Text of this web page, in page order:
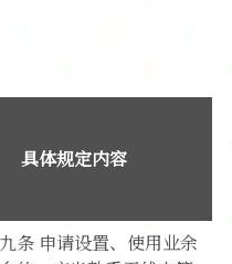
具体规定内容
条 申请设置、使用业余